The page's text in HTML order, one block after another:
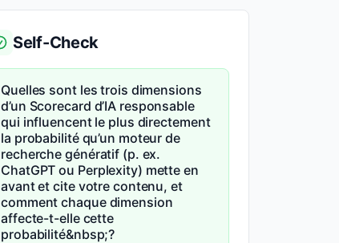
Self-Check
Quelles sont les trois dimensions
d’un Scorecard d’IA responsable
qui influencent le plus directement
la probabilité qu’un moteur de
recherche génératif (p. ex.
ChatGPT ou Perplexity) mette en
avant et cite votre contenu, et
comment chaque dimension
affecte-t-elle cette
probabilité&nbsp;?